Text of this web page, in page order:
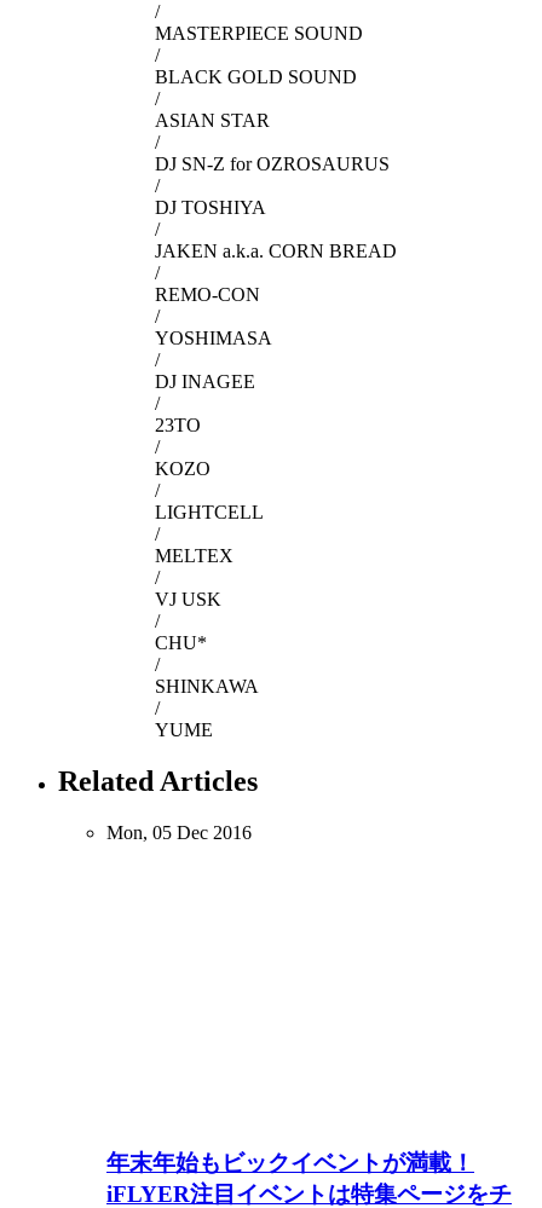
/
MASTERPIECE SOUND
/
BLACK GOLD SOUND
/
ASIAN STAR
/
DJ SN-Z for OZROSAURUS
/
DJ TOSHIYA
/
JAKEN a.k.a. CORN BREAD
/
REMO-CON
/
YOSHIMASA
/
DJ INAGEE
/
23TO
/
KOZO
/
LIGHTCELL
/
MELTEX
/
VJ USK
/
CHU*
/
SHINKAWA
/
YUME
Related Articles
Mon, 05 Dec 2016
年末年始もビックイベントが満載！
iFLYER注目イベントは特集ページをチ